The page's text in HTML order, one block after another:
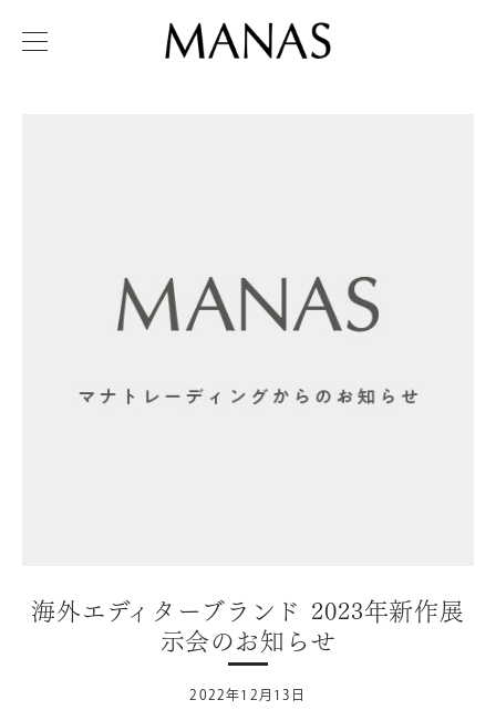
海外エディターブランド 2023年新作展
示会のお知らせ
2022年12月13日